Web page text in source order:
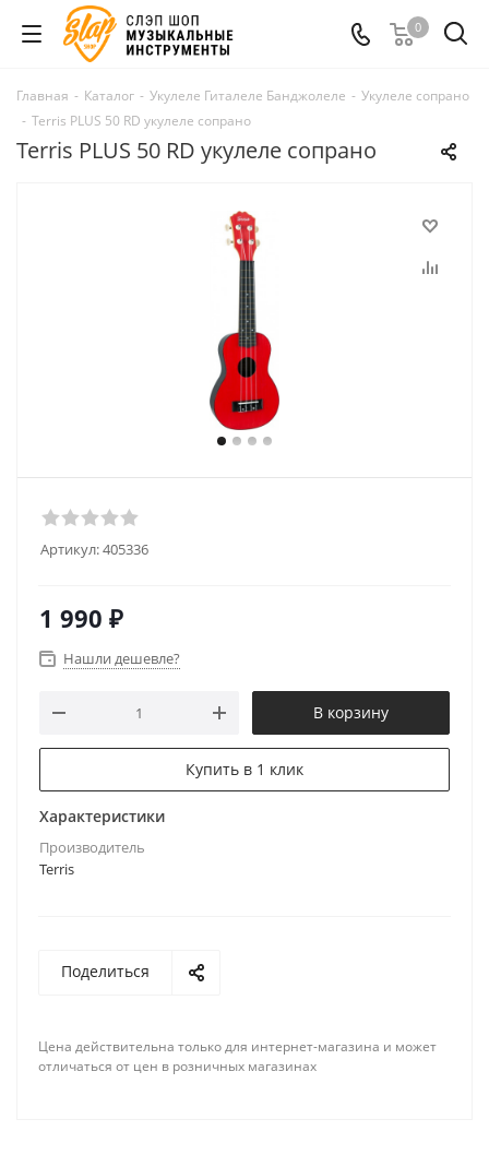
0
Главная - Каталог - Укулеле Гиталеле Банджолеле - Укулеле сопрано
- Terris PLUS 50 RD укулеле сопрано
Terris PLUS 50 RD укулеле сопрано
Артикул:405336
1 990 ₽
Нашли дешевле?
В корзину
Купить в 1 клик
Характеристики
Производитель
Terris
Поделиться
Цена действительна только для интернет-магазина и может
отличаться от цен в розничных магазинах